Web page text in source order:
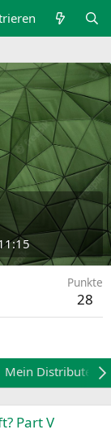
Punkte
28
Mein Distributed
Part V